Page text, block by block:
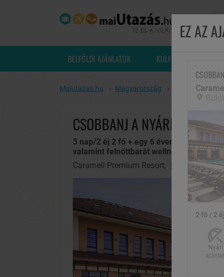
BELFÖLDI AJÁNLATOK KÜLFÖLDI UTAK
Maiutazas.hu Magyarország Bükfürdő
CSOBBANJ A NYÁRBA
3 nap/2 éj 2 fő + egy 6 éven aluli
valamint felnőttbarát wellness-sziget
Caramell Premium Resort,
Bükfürdő
EZ AZ
2 fő / 2
Nyári
ajánlat